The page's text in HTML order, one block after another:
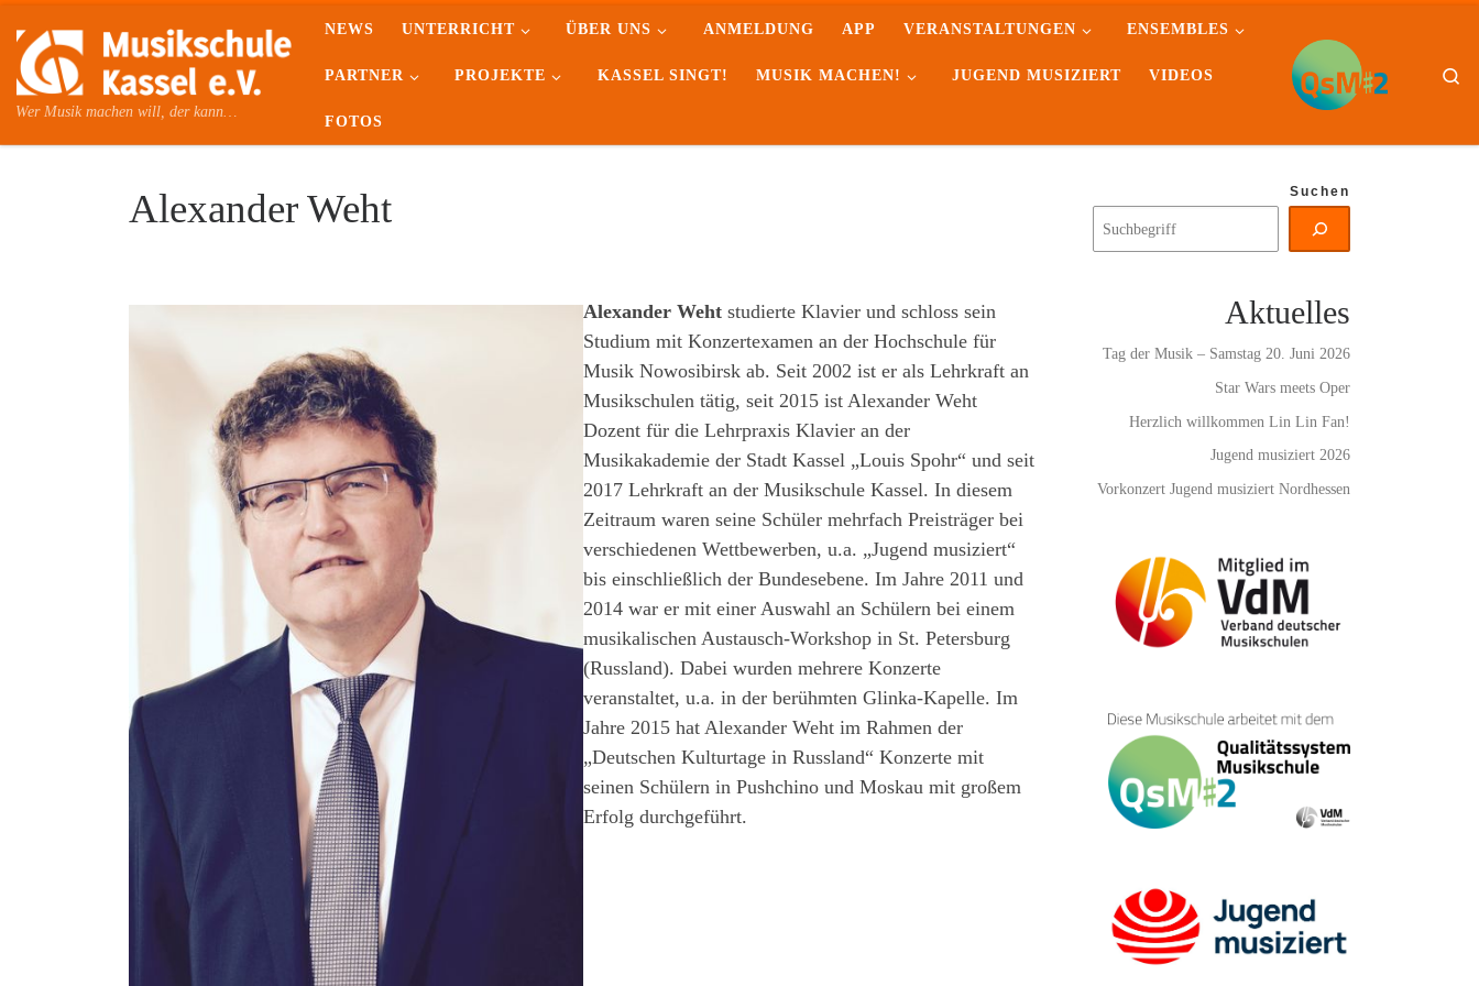
Skip to content
Wer Musik machen will, der kann…
NEWS UNTERRICHT ÜBER UNS ANMELDUNG APP VERANSTALTUNGEN ENSEMBLES
PARTNER PROJEKTE KASSEL SINGT! MUSIK MACHEN! JUGEND MUSIZIERT VIDEOS
FOTOS
Alexander Weht
Alexander Wehtstudierte Klavier und schloss sein
Studium mit Konzertexamen an der Hochschule für
Musik Nowosibirsk ab. Seit 2002 ist er als Lehrkraft an
Musikschulen tätig, seit 2015 ist Alexander Weht
Dozent für die Lehrpraxis Klavier an der
Musikakademie der Stadt Kassel „Louis Spohr“ und seit
2017 Lehrkraft an der Musikschule Kassel. In diesem
Zeitraum waren seine Schüler mehrfach Preisträger bei
verschiedenen Wettbewerben, u.a. „Jugend musiziert“
bis einschließlich der Bundesebene. Im Jahre 2011 und
2014 war er mit einer Auswahl an Schülern bei einem
musikalischen Austausch-Workshop in St. Petersburg
(Russland). Dabei wurden mehrere Konzerte
veranstaltet, u.a. in der berühmten Glinka-Kapelle. Im
Jahre 2015 hat Alexander Weht im Rahmen der
„Deutschen Kulturtage in Russland“ Konzerte mit
seinen Schülern in Pushchino und Moskau mit großem
Erfolg durchgeführt.
Suchen
Aktuelles
Tag der Musik – Samstag 20. Juni 2026
Star Wars meets Oper
Herzlich willkommen Lin Lin Fan!
Jugend musiziert 2026
Vorkonzert Jugend musiziert Nordhessen